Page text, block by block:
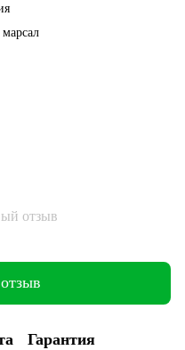
отзыв
Гарантия